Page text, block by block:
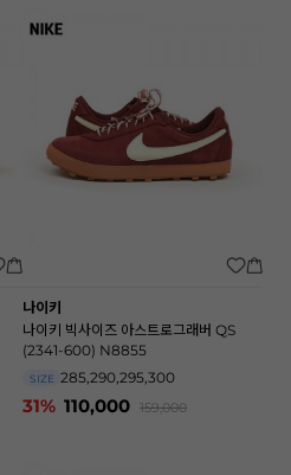
나이키
나이키 빅사이즈 아스트로그래버 QS
(2341-600) N8855
SIZE 285,290,295,300
31% 110,000 159,000